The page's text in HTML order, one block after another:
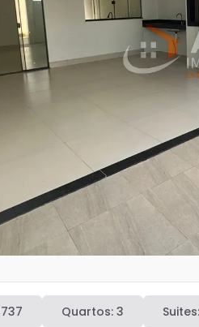
Quartos: 3 Suites: